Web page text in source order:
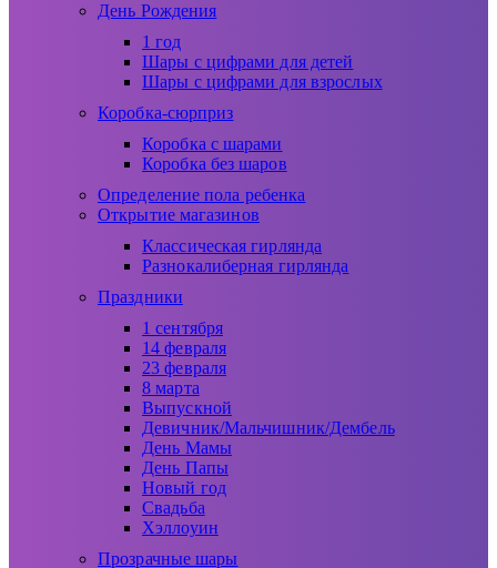
День Рождения
1 год
Шары с цифрами для детей
Шары с цифрами для взрослых
Коробка-сюрприз
Коробка с шарами
Коробка без шаров
Определение пола ребенка
Открытие магазинов
Классическая гирлянда
Разнокалиберная гирлянда
Праздники
1 сентября
14 февраля
23 февраля
8 марта
Выпускной
Девичник/Мальчишник/Дембель
День Мамы
День Папы
Новый год
Свадьба
Хэллоуин
Прозрачные шары